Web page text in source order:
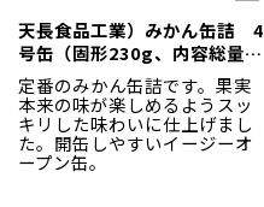
天長食品工業）みかん缶詰 4
号缶（固形230g、内容総量
450g）
定番のみかん缶詰です。果実
本来の味が楽しめるようスッ
キリした味わいに仕上げまし
た。開缶しやすいイージーオ
ープン缶。